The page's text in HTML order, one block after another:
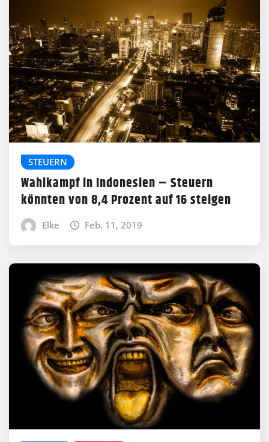
STEUERN
Wahlkampf in Indonesien – Steuern
könnten von 8,4 Prozent auf 16 steigen
Elke Feb. 11, 2019